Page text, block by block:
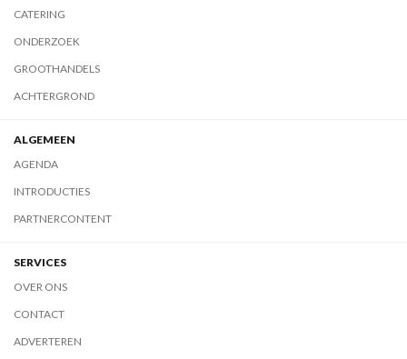
CATERING
ONDERZOEK
GROOTHANDELS
ACHTERGROND
ALGEMEEN
AGENDA
INTRODUCTIES
PARTNERCONTENT
SERVICES
OVER ONS
CONTACT
ADVERTEREN